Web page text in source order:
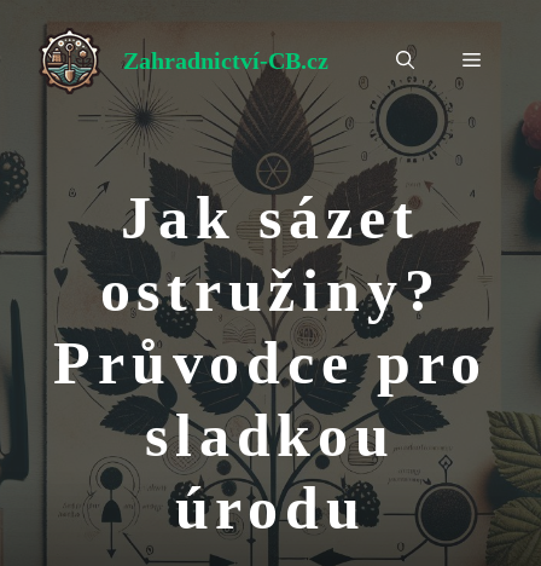
obsah
Zahradnictví-CB.cz Menu
Jak sázet
ostružiny?
Průvodce pro
sladkou
úrodu